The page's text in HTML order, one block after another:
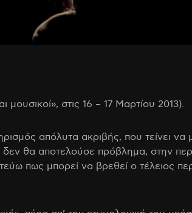
στις 16 – 17 Μαρτίου 2013).
απόλυτα ακριβής, που τείνει να
δεν θα αποτελούσε πρόβλημα, στην
πως μπορεί να βρεθεί ο τέλειος